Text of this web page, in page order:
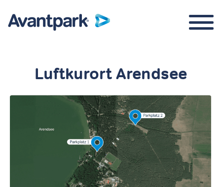
Luftkurort Arendsee
Parkraummanagement